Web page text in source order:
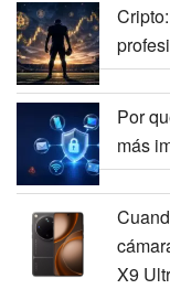
Por
más
X9